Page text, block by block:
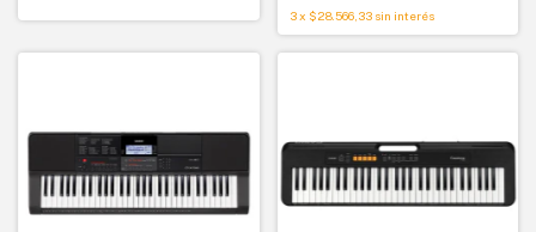
3 x $28.566,33 sin interés